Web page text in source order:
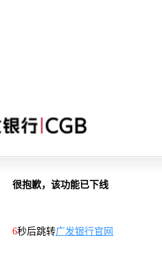
很抱歉，该功能已下线
6秒后跳转广发银行官网